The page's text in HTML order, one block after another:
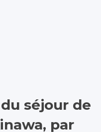
séjour de
par